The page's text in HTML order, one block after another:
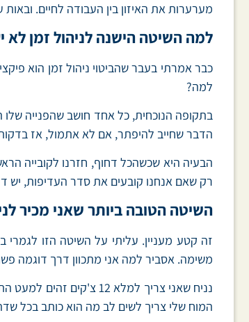
מערערות את האיזון בין העבודה לחיים.
למה השיטה הישנה לניהול זמן לא
כבר אמרתי בעבר שהביטוי ניהול זמן הוא
למה?
בתקופה הנוכחית, כל אחד חושב שהפנייה
הדבר שחייב להיפתר, אם לא אתמול, אז
הבעיה היא שכשהכל דחוף, חזרנו לקובייה
רק שאם אנחנו קובעים את סדר העדיפות, יש
השיטה הטובה ביותר שאני מכיר
זה קטע מעניין. עליתי על השיטה הזו
משימה. אסביר למה אני מתכוון דרך דוגמה
נניח שאני צריך למלא
המוח שלי צריך לשים לב מה הוא כותב בכל